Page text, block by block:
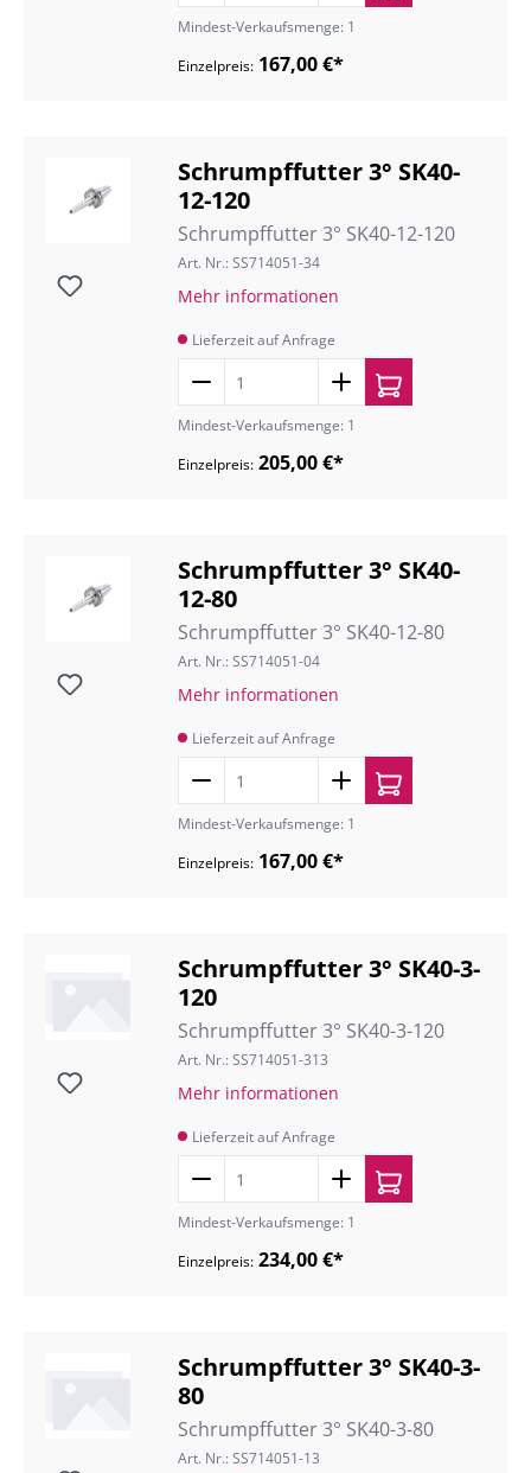
Mindest-Verkaufsmenge: 1
Einzelpreis: 167,00 €*
Schrumpffutter 3° SK40-
12-120
Schrumpffutter 3° SK40-12-120
Art. Nr.: SS714051-34
Mehr informationen
Lieferzeit auf Anfrage
Mindest-Verkaufsmenge: 1
Einzelpreis: 205,00 €*
Schrumpffutter 3° SK40-
12-80
Schrumpffutter 3° SK40-12-80
Art. Nr.: SS714051-04
Mehr informationen
Lieferzeit auf Anfrage
Mindest-Verkaufsmenge: 1
Einzelpreis: 167,00 €*
Schrumpffutter 3° SK40-3-
120
Schrumpffutter 3° SK40-3-120
Art. Nr.: SS714051-313
Mehr informationen
Lieferzeit auf Anfrage
Mindest-Verkaufsmenge: 1
Einzelpreis: 234,00 €*
Schrumpffutter 3° SK40-3-
80
Schrumpffutter 3° SK40-3-80
Art. Nr.: SS714051-13